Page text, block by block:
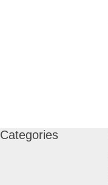
Categories